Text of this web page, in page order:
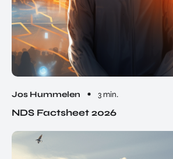
Jos Hummelen 3 min.
NDS Factsheet 2026